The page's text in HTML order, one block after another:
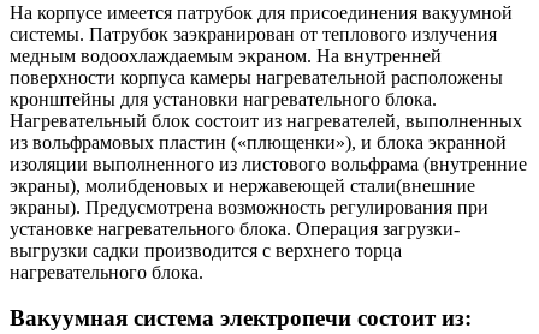
На корпусе имеется патрубок для присоединения вакуумной
системы. Патрубок заэкранирован от теплового излучения
медным водоохлаждаемым экраном. На внутренней
поверхности корпуса камеры нагревательной расположены
кронштейны для установки нагревательного блока.
Нагревательный блок состоит из нагревателей, выполненных
из вольфрамовых пластин («плющенки»), и блока экранной
изоляции выполненного из листового вольфрама (внутренние
экраны), молибденовых и нержавеющей стали(внешние
экраны). Предусмотрена возможность регулирования при
установке нагревательного блока. Операция загрузки-
выгрузки садки производится с верхнего торца
нагревательного блока.
Вакуумная система электропечи состоит из: